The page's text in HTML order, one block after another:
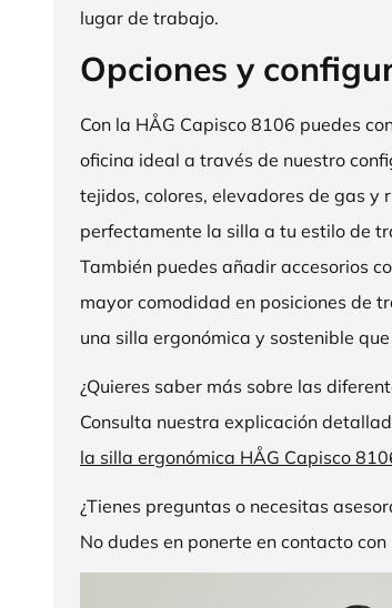
lugar de trabajo.
Opciones y
Con la HÅG Capisco 8106 puedes
oficina ideal a través de nuestro
tejidos, colores, elevadores de gas
perfectamente la silla a tu estilo de
También puedes añadir accesorios
mayor comodidad en posiciones de
una silla ergonómica y sostenible
¿Quieres saber más sobre las
Consulta nuestra explicación
la silla ergonómica HÅG Capisco
¿Tienes preguntas o necesitas
No dudes en ponerte en contacto con